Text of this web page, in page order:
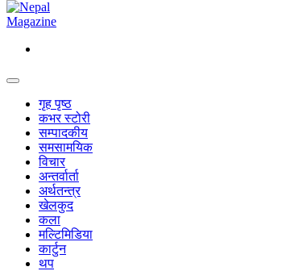
गृह पृष्ठ
कभर स्टोरी
सम्पादकीय
समसामयिक
विचार
अन्तर्वार्ता
अर्थतन्त्र
खेलकुद
कला
मल्टिमिडिया
कार्टुन
थप